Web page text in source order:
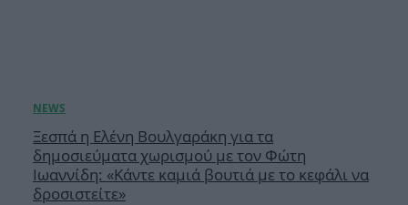
Ξεσπά η Ελένη Βουλγαράκη για τα
δημοσιεύματα χωρισμού με τον Φώτη
Ιωαννίδη: «Κάντε καμιά βουτιά με το κεφάλι να
δροσιστείτε»